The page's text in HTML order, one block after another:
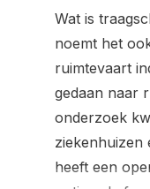
Wat is
noemt het
ruimtevaart
gedaan naar
onderzoek
ziekenhuizen
heeft een